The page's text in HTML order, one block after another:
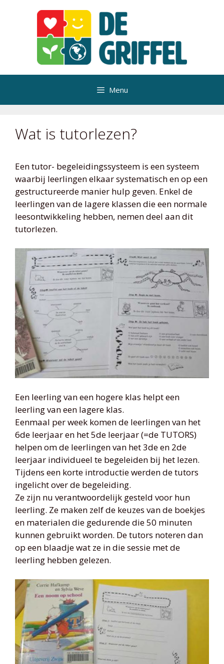
Menu
Wat is tutorlezen?
Een tutor- begeleidingssysteem is een systeem
waarbij leerlingen elkaar systematisch en op een
gestructureerde manier hulp geven. Enkel de
leerlingen van de lagere klassen die een normale
leesontwikkeling hebben, nemen deel aan dit
tutorlezen.
Een leerling van een hogere klas helpt een
leerling van een lagere klas.
Eenmaal per week komen de leerlingen van het
6de leerjaar en het 5de leerjaar (=de TUTORS)
helpen om de leerlingen van het 3de en 2de
leerjaar individueel te begeleiden bij het lezen.
Tijdens een korte introductie werden de tutors
ingelicht over de begeleiding.
Ze zijn nu verantwoordelijk gesteld voor hun
leerling. Ze maken zelf de keuzes van de boekjes
en materialen die gedurende die 50 minuten
kunnen gebruikt worden. De tutors noteren dan
op een blaadje wat ze in die sessie met de
leerling hebben gelezen.